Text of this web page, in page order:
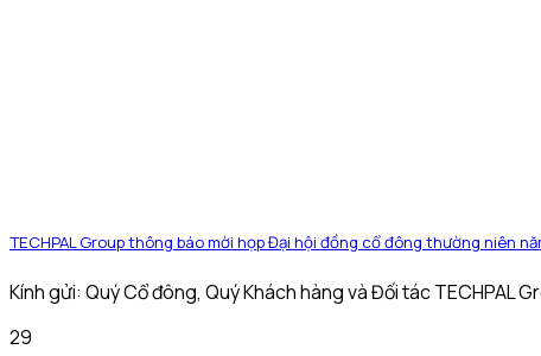
TECHPAL Group thông báo mời họp Đại hội đồng cổ đông thường niên
Kính gửi: Quý Cổ đông, Quý Khách hàng và Đối tác TECHPAL
29